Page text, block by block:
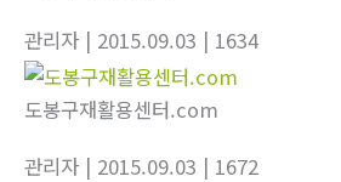
관리자 | 2015.09.03 | 1634
도봉구재활용센터.com
관리자 | 2015.09.03 | 1672